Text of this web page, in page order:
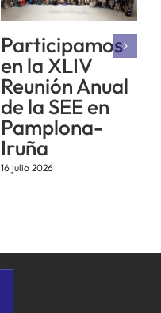
Participamos
en la XLIV
Reunión Anual
de la SEE en
Pamplona-
Iruña
16 julio 2026